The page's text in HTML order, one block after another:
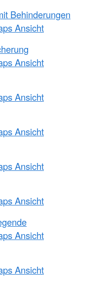
Behinderungen
Ansicht
Ansicht
Ansicht
Ansicht
Ansicht
Ansicht
Ansicht
Ansicht